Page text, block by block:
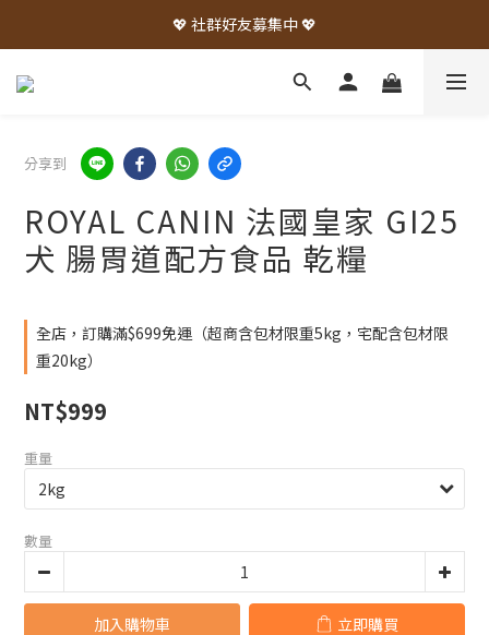
💖 社群好友募集中 💖
分享到
ROYAL CANIN 法國皇家 GI25
犬 腸胃道配方食品 乾糧
全店，訂購滿$699免運（超商含包材限重5kg，宅配含包材限
重20kg）
NT$999
重量
數量
加入購物車 立即購買